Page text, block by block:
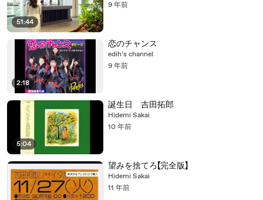
51:44
9 年前
2:18
恋のチャンス
edih’s channel
9 年前
5:04
誕生日 吉田拓郎
Hidemi Sakai
10 年前
望みを捨てろ【完全版】
Hidemi Sakai
11 年前